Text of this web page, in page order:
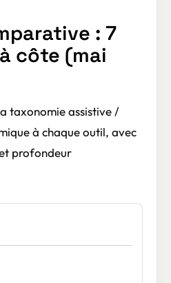
: 7
côte (mai
taxonomie assistive /
à chaque outil, avec
profondeur